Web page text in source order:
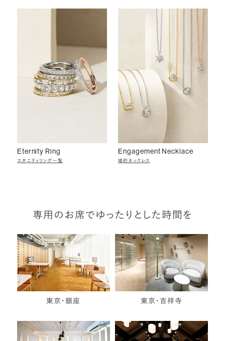
Eternity Ring
エタニティリング一覧
Engagement Necklace
婚約ネックレス
専用のお席でゆったりとした時間を
東京・銀座 東京・吉祥寺